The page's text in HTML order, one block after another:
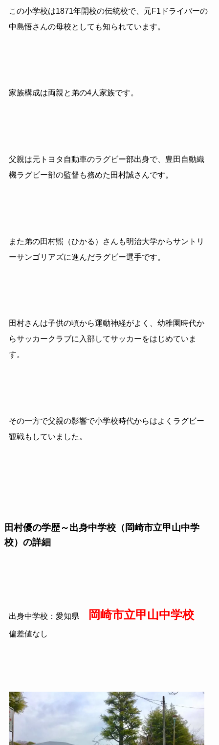
この小学校は1871年開校の伝統校で、元F1 ドライバーの
中島悟さんの母校としても知られています。
家族構成は両親と弟の4人家族です。
父親は元トヨタ自動車のラグビー部出身で、豊田自動織
機ラグビー部の監督も務めた田村誠さんです。
また弟の田村煕（ひかる）さんも明治大学からサントリ
ーサンゴリアズに進んだラグビー選手です。
田村さんは子供の頃から運動神経がよく、幼稚園時代か
らサッカークラブに入部してサッカーをはじめていま
す。
その一方で父親の影響で小学校時代からはよくラグビー
観戦もしていました。
田村優の学歴～出身中学校（岡崎市立甲山中学
校）の詳細
出身中学校：愛知県 岡崎市立甲山中学校
偏差値なし